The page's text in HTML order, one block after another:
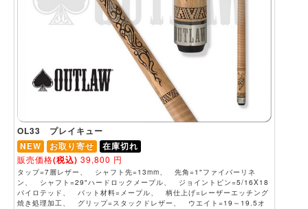
OL33 プレイキュー
NEW お取り寄せ
在庫切れ
販売価格(税込) 39,800 円
タップ=7層レザー、 シャフト先=13mm、 先角=1"ファイバーリネ
ン、 シャフト=29"ハードロックメープル、 ジョイントピン=5/16X18
パイロテッド、 バット材料=メープル、 柄仕上げ=レーザーエッチング
焼き処理加工、 グリップ=スタックドレザー、 ウエイト=19～19.5オ